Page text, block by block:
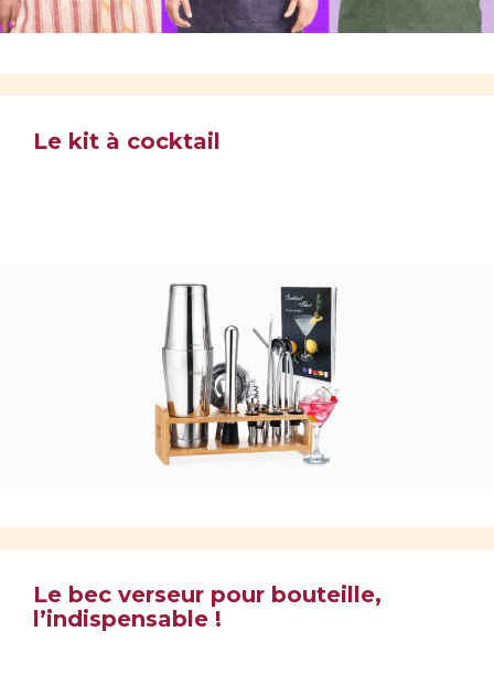
Le kit à cocktail
Le bec verseur pour bouteille,
l’indispensable !